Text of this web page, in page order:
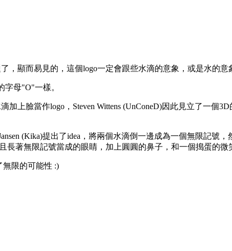
，顯而易見的，這個logo一定會跟些水滴的意象，或是水的意
字母"O"一樣。
加上臉當作logo，Steven Wittens (UnConeD)因此見立了一個
(Kika)提出了idea，將兩個水滴倒一邊成為一個無限記號
長著無限記號當成的眼睛，加上圓圓的鼻子，和一個搗蛋的微
無限的可能性 :)